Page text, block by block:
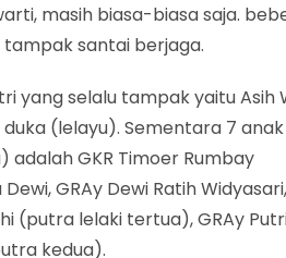
masih biasa-biasa saja.
santai berjaga.
yang selalu tampak yaitu Asih
(lelayu). Sementara 7
adalah GKR Timoer Rumbay
GRAy Dewi Ratih
(putra lelaki tertua), GRAy
kedua).